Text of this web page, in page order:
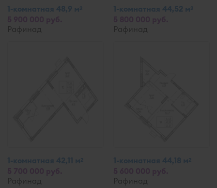
1-комнатная 48,9 м2
Рафинад
1-комнатная 44,52 м2
Рафинад
1-комнатная 42,11 м2
Рафинад
1-комнатная 44,18 м2
Рафинад